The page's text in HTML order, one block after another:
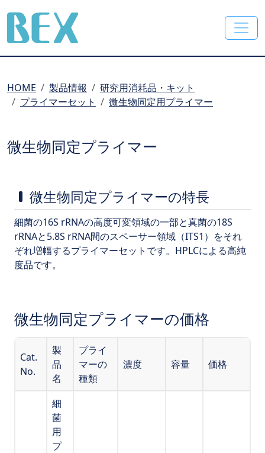
HOME 製品情報
研究用消耗品・キット
プライマーセット
微生物同定用プライマー
微生物同定プライマー
微生物同定プライマーの特長
細菌の16S rRNAの高度可変領域の一部と真菌の18S
rRNAと5.8S rRNA間のスペーサー領域（ITS1）をそれ
ぞれ増幅するプライマーセットです。HPLCによる高純
度品です。
微生物同定プライマーの価格
Cat.
No.
製
品
名
プライ
マーの
種類
濃度 容量 価格
細
菌
用
プ